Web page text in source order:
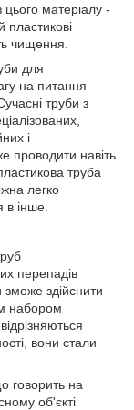
матеріалу -
пластикові
чищення.
для
на питання
труби з
і
проводити навіть
труба
легко
в інше.
перепадів
зможе здійснити
набором
вони стали
говорить на
об'єкті